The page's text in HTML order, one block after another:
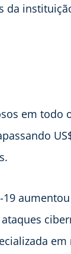
da
em todo